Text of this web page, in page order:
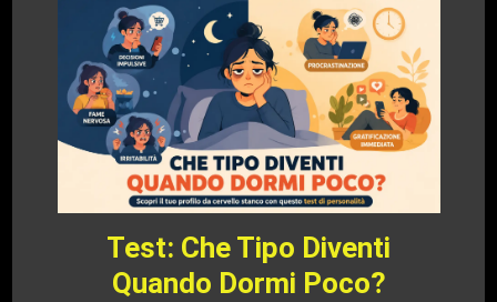
Test: Che Tipo Diventi
Quando Dormi Poco?